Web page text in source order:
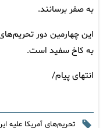
به صفر برسانند.
این چهارمین دور
به کاخ سفید است.
انتهای پیام/
تحریم‌های آمریکا علیه